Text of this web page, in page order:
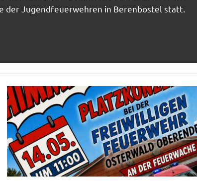
der Jugendfeuerwehren in Berenbostel statt.